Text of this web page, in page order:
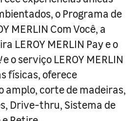
o Programa de
MERLIN Com Você, a
LEROY MERLIN Pay e o
e o serviço LEROY MERLIN
físicas, oferece
amplo, corte de madeiras,
Drive-thru, Sistema de